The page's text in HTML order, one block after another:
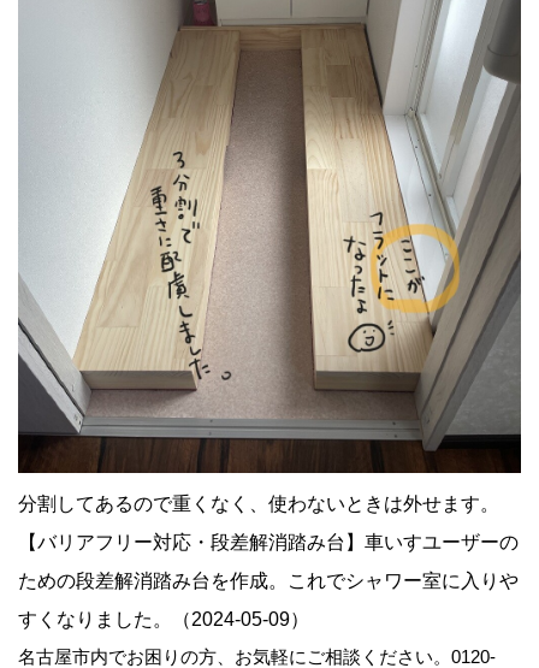
分割してあるので重くなく、使わないときは外せます。
【バリアフリー対応・段差解消踏み台】車いすユーザーの
ための段差解消踏み台を作成。これでシャワー室に入りや
すくなりました。（2024-05-09）
名古屋市内でお困りの方、お気軽にご相談ください。0120-